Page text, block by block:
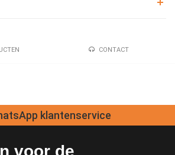
CONTACT
klantenservice